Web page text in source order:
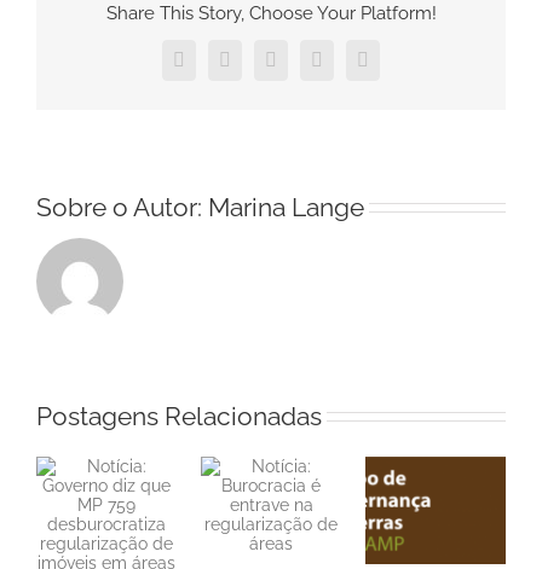
INDE
Share This Story, Choose Your Platform!
FacebookTwitterPinterestVk
E-
Sobre o Autor: Marina Lange
Postagens Relacionadas